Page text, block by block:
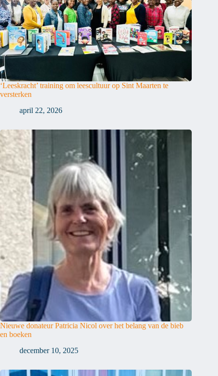
‘Leeskracht’ training om leescultuur op Sint Maarten te
versterken
april 22, 2026
Nieuwe donateur Patricia Nicol over het belang van de bieb
en boeken
december 10, 2025